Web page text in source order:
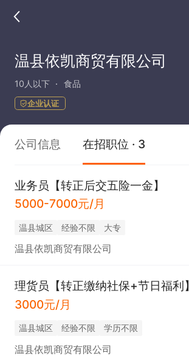
温县依凯商贸有限公司
10人以下 食品
企业认证
公司信息 在招职位 · 3
业务员【转正后交五险一金】
5000-7000元/月
温县城区 经验不限 大专
温县依凯商贸有限公司
理货员【转正缴纳社保+节日福利】
3000元/月
温县城区 经验不限 学历不限
温县依凯商贸有限公司